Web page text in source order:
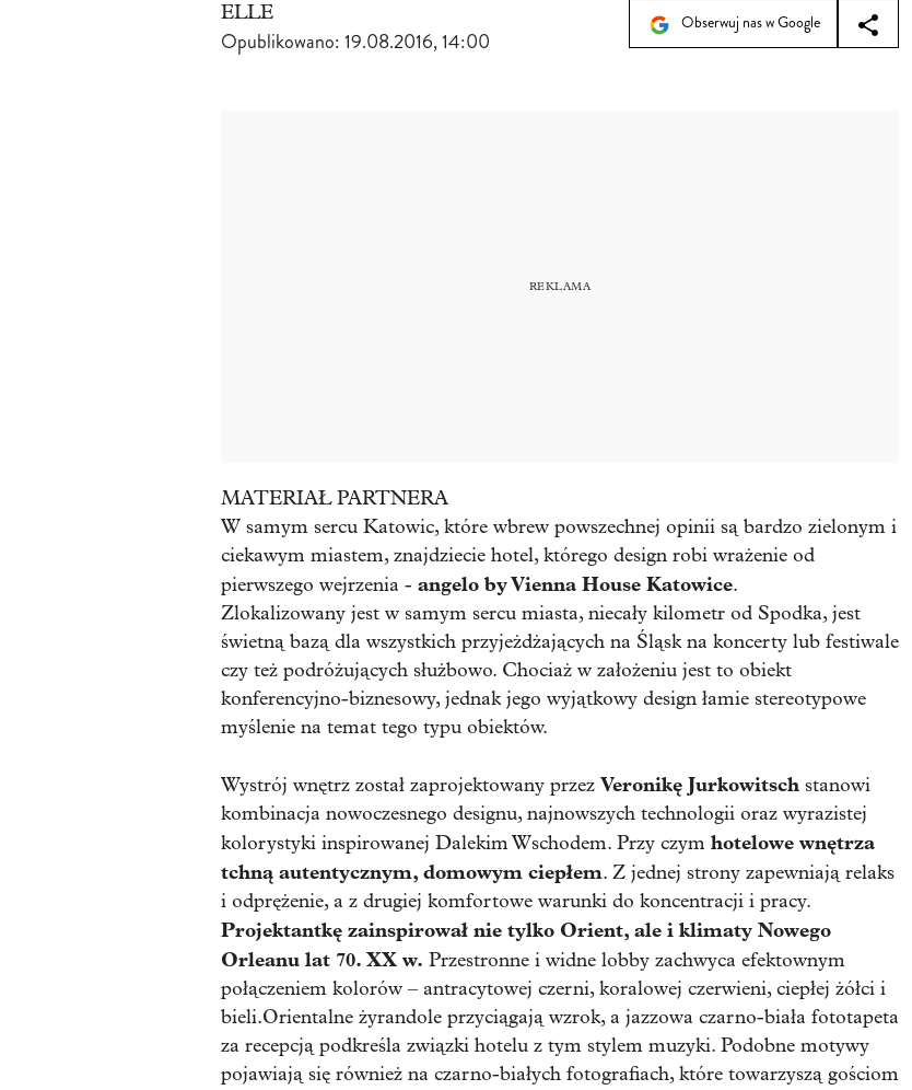
ELLE
Opublikowano:19.08.2016, 14:00
Obserwuj nas w Google
MATERIAŁ PARTNERA
W samym sercu Katowic, które wbrew powszechnej opinii są bardzo zielonym i
ciekawym miastem, znajdziecie hotel, którego design robi wrażenie od
pierwszego wejrzenia - angelo by Vienna House Katowice.
Zlokalizowany jest w samym sercu miasta, niecały kilometr od Spodka, jest
świetną bazą dla wszystkich przyjeżdżających na Śląsk na koncerty lub festiwale
czy też podróżujących służbowo. Chociaż w założeniu jest to obiekt
konferencyjno-biznesowy, jednak jego wyjątkowy design łamie stereotypowe
myślenie na temat tego typu obiektów.
Wystrój wnętrz został zaprojektowany przez Veronikę Jurkowitsch stanowi
kombinacja nowoczesnego designu, najnowszych technologii oraz wyrazistej
kolorystyki inspirowanej Dalekim Wschodem. Przy czym hotelowe wnętrza
tchną autentycznym, domowym ciepłem. Z jednej strony zapewniają relaks
i odprężenie, a z drugiej komfortowe warunki do koncentracji i pracy.
Projektantkę zainspirował nie tylko Orient, ale i klimaty Nowego
Orleanu lat 70. XX w. Przestronne i widne lobby zachwyca efektownym
połączeniem kolorów – antracytowej czerni, koralowej czerwieni, ciepłej żółci i
bieli.Orientalne żyrandole przyciągają wzrok, a jazzowa czarno-biała fototapeta
za recepcją podkreśla związki hotelu z tym stylem muzyki. Podobne motywy
pojawiają się również na czarno-białych fotografiach, które towarzyszą gościom